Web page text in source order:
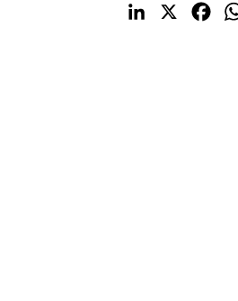
LinkedIn
X